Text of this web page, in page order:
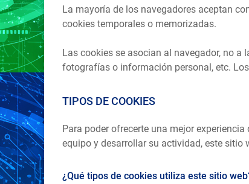
La mayoría de los navegadores aceptan
cookies temporales o memorizadas.
Las cookies se asocian al navegador, no
fotografías o información personal, etc.
TIPOS DE COOKIES
Para poder ofrecerte una mejor
equipo y desarrollar su actividad, este sitio
¿Qué tipos de cookies utiliza este sitio